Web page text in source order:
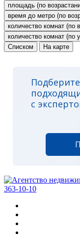
площадь (по
время до метро (по
количество комнат (по
количество комнат (по
Списком
На карте
Подберите
с
363-10-10